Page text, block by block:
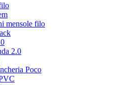
mensole filo
2.0
Poco